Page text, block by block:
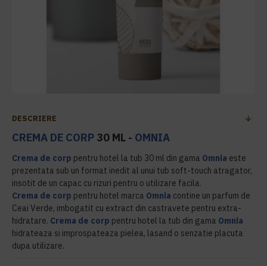
DESCRIERE
CREMA DE CORP 30 ML - OMNIA
Crema de corp pentru hotel la tub 30 ml din gama Omnia este
prezentata sub un format inedit al unui tub soft-touch atragator,
insotit de un capac cu rizuri pentru o utilizare facila.
Crema de corp pentru hotel marca Omnia contine un parfum de
Ceai Verde, imbogatit cu extract din castravete pentru extra-
hidratare. Crema de corp pentru hotel la tub din gama Omnia
hidrateaza si improspateaza pielea, lasand o senzatie placuta
dupa utilizare.